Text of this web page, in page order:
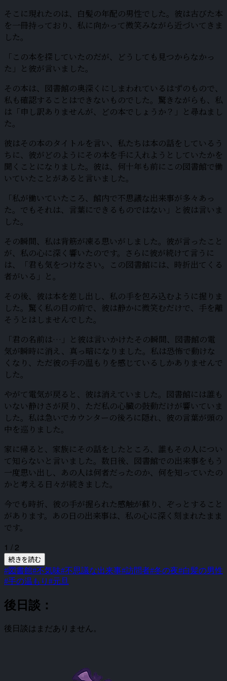
そこに現れたのは、白髪の年配の男性でした。彼は古びた本
を一冊持っており、私に向かって微笑みながら近づいてきま
した。
「この本を探していたのだが、どうしても見つからなかっ
た」と彼が言いました。
その本は、図書館の奥深くにしまわれているはずのもので、
私も確認することはできないものでした。驚きながらも、私
は「申し訳ありませんが、どの本でしょうか？」と尋ねまし
た。
彼はその本のタイトルを言い、私たちは本の話をしているう
ちに、彼がどのようにその本を手に入れようとしていたかを
聞くことになりました。彼は、何十年も前にこの図書館で働
いていたことがあると言いました。
「私が働いていたころ、館内で不思議な出来事が多々あっ
た。でもそれは、言葉にできるものではない」と彼は言いま
した。
その瞬間、私は背筋が凍る思いがしました。彼が言ったこと
が、私の心に深く響いたのです。さらに彼が続けて言うに
は、「君も気をつけなさい。この図書館には、時折出てくる
者がいる」と。
その後、彼は本を差し出し、私の手を包み込むように握りま
した。驚く私の目の前で、彼は静かに微笑むだけで、手を離
そうとはしませんでした。
「君の名前は…」と彼は言いかけたその瞬間、図書館の電
気が瞬時に消え、真っ暗になりました。私は恐怖で動けな
くなり、ただ彼の手の温もりを感じているしかありませんで
した。
やがて電気が戻ると、彼は消えていました。図書館には誰も
いない静けさが戻り、ただ私の心臓の鼓動だけが響いていま
した。私は急いでカウンターの後ろに隠れ、彼の言葉が頭の
中を巡りました。
家に帰ると、家族にその話をしたところ、誰もその人につい
て知らないと言いました。数日後、図書館での出来事をもう
一度思い出し、あの人は何者だったのか、何を知っていたの
かと考える日々が続きました。
今でも時折、彼の手が握られた感触が蘇り、ぞっとすること
があります。あの日の出来事は、私の心に深く刻まれたまま
です。
1 / 2
続きを読む
#図書館#不気味#不思議な出来事#訪問者#冬の夜#白髪の男性
#手の温もり #元旦
後日談：
後日談はまだありません。